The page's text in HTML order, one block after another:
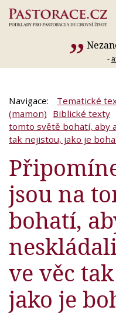
-
Navigace: Tematické
(mamon) Biblické texty
tomto světě bohatí, aby
tak nejistou, jako je
jsou na
bohatí,
ve věc
jako je